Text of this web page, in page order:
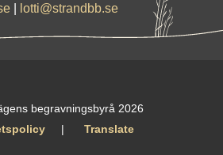
lotti@strandbb.se
begravningsbyrå 2026
Translate